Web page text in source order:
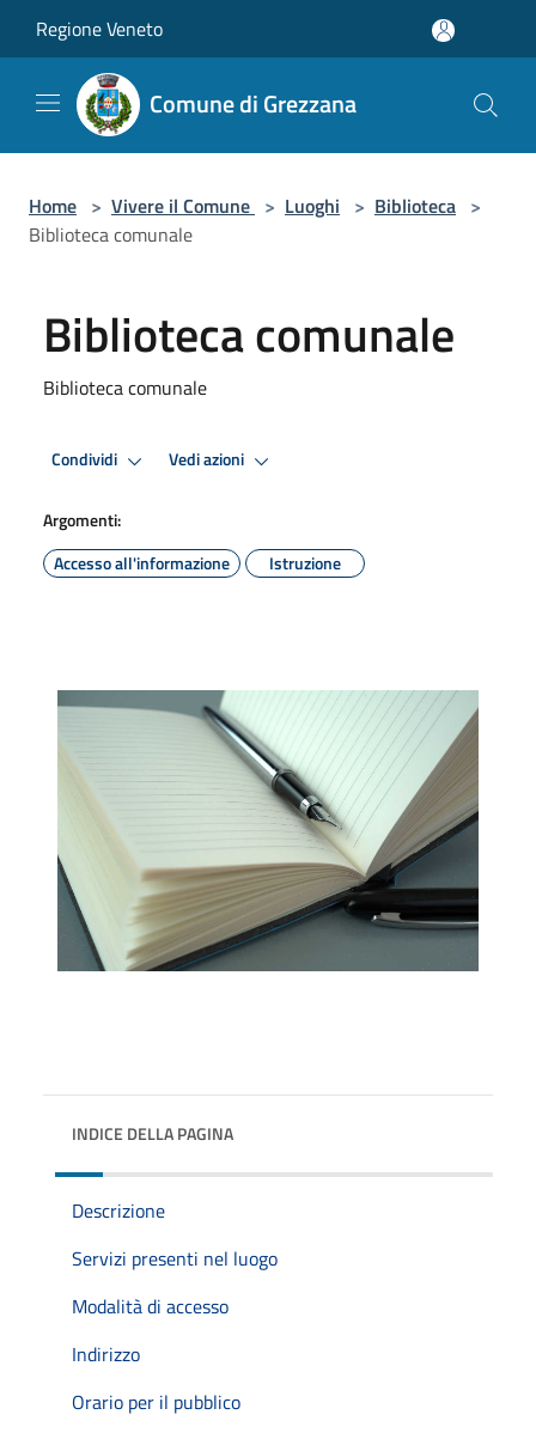
Regione Veneto
Comune di Grezzana
Home > Vivere il Comune > Luoghi > Biblioteca >
Biblioteca comunale
Biblioteca comunale
Biblioteca comunale
Condividi Vedi azioni
Argomenti:
Accesso all'informazione
Istruzione
INDICE DELLA PAGINA
Descrizione
Servizi presenti nel luogo
Modalità di accesso
Indirizzo
Orario per il pubblico